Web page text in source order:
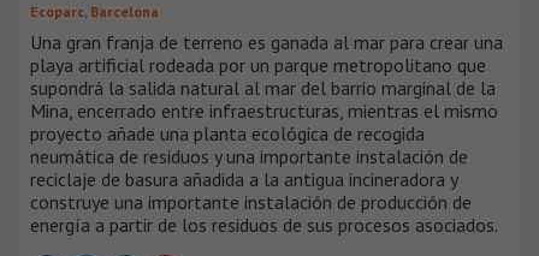
Ecoparc, Barcelona
Una gran franja de terreno es ganada al mar para crear una
playa artificial rodeada por un parque metropolitano que
supondrá la salida natural al mar del barrio marginal de la
Mina, encerrado entre infraestructuras, mientras el mismo
proyecto añade una planta ecológica de recogida
neumática de residuos y una importante instalación de
reciclaje de basura añadida a la antigua incineradora y
construye una importante instalación de producción de
energía a partir de los residuos de sus procesos asociados.